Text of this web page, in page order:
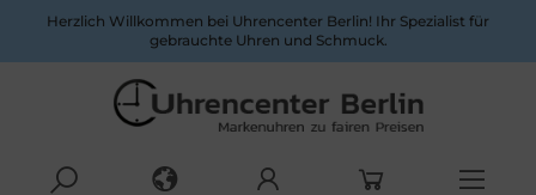
Herzlich Willkommen bei Uhrencenter Berlin! Ihr Spezialist für
gebrauchte Uhren und Schmuck.